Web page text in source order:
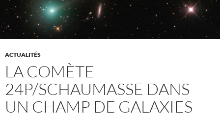
ACTUALITÉS
LA COMÈTE
24P/SCHAUMASSE DANS
UN CHAMP DE GALAXIES